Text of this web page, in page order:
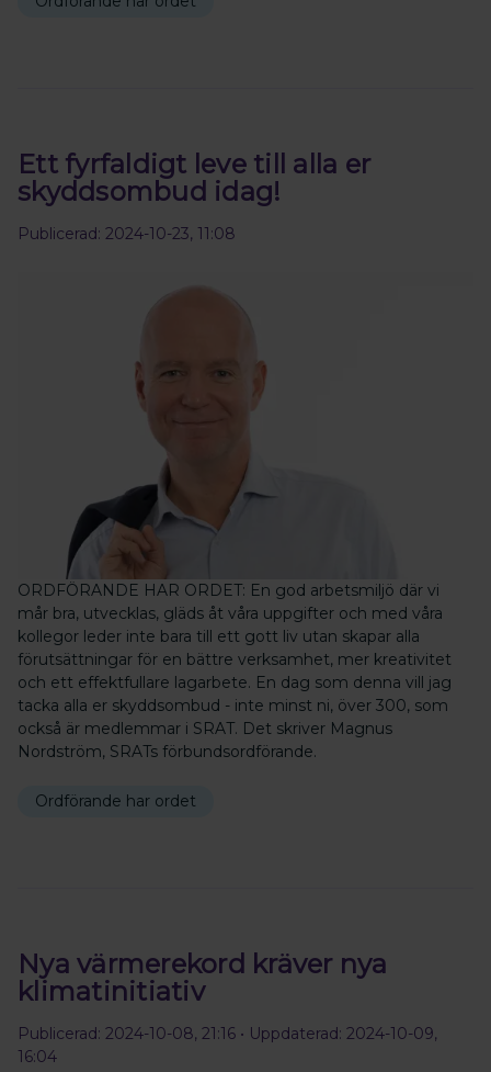
Ett fyrfaldigt leve till alla er
skyddsombud idag!
Publicerad: 2024-10-23, 11:08
ORDFÖRANDE HAR ORDET: En god arbetsmiljö där vi
mår bra, utvecklas, gläds åt våra uppgifter och med våra
kollegor leder inte bara till ett gott liv utan skapar alla
förutsättningar för en bättre verksamhet, mer kreativitet
och ett effektfullare lagarbete. En dag som denna vill jag
tacka alla er skyddsombud - inte minst ni, över 300, som
också är medlemmar i SRAT. Det skriver Magnus
Nordström, SRATs förbundsordförande.
Ordförande har ordet
Nya värmerekord kräver nya
klimatinitiativ
Publicerad: 2024-10-08, 21:16 • Uppdaterad: 2024-10-09,
16:04